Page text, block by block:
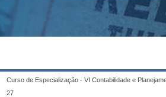
Curso de Especialização - VI Contabilidade e
27